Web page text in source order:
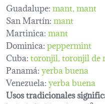
Guadalupe:mant mant
San Martín:mant
Martinica:mant
Dominica:peppermint
Cuba:toronjil toronjil de
Panamá:yerba buena
Venezuela:yerba buena
Usos tradicionales